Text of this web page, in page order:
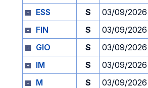
ESS
S 03/09/2026
FIN
S 03/09/2026
GIO
S 03/09/2026
IM
S 03/09/2026
M
S 03/09/2026